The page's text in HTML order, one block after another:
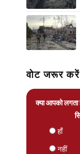
वोट जरूर करें
क्या आपको
हाँ
नहीं